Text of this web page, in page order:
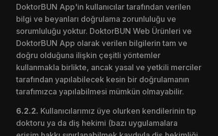
DoktorBUN App'in kullanıcılar tarafından verilen
bilgi ve beyanları doğrulama zorunluluğu ve
sorumluluğu yoktur. DoktorBUN Web Ürünleri ve
DoktorBUN App olarak verilen bilgilerin tam ve
doğru olduğuna ilişkin çeşitli yöntemler
kullanmakla birlikte, ancak yasal ve yetkili merciler
tarafından yapılabilecek kesin bir doğrulamanın
tarafımızca yapılabilmesi mümkün olmayabilir.
6.2.2. Kullanıcılarımız üye olurken kendilerinin tıp
doktoru ya da diş hekimi (bazı uygulamalara